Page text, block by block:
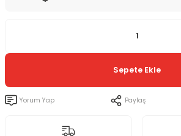
Sepete Ekle
Yorum Yap Paylaş